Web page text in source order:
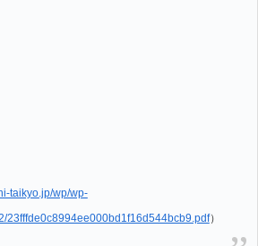
taikyo.jp/wp/wp-
23fffde0c8994ee000bd1f16d544bcb9.pdf）